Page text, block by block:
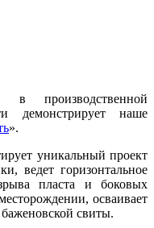
в производственной
демонстрирует наше
».
уникальный проект
ведет горизонтальное
пласта и боковых
осваивает
свиты.